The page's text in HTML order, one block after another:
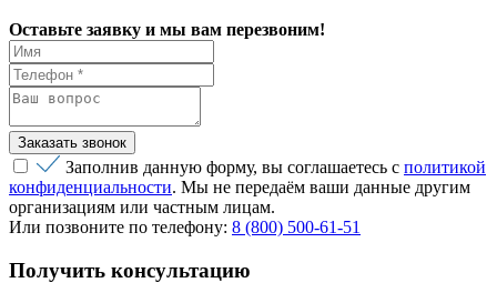
Оставьте заявку и мы вам перезвоним!
Заполнив данную форму, вы соглашаетесь с политикой
конфиденциальности. Мы не передаём ваши данные другим
организациям или частным лицам.
Или позвоните по телефону: 8 (800) 500-61-51
Получить консультацию